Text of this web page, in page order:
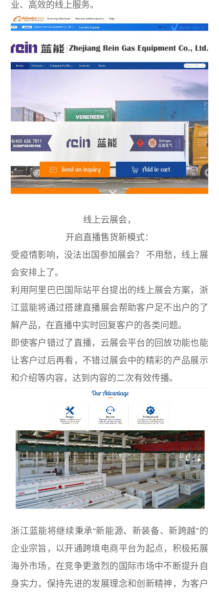
业、高效的线上服务。
线上云展会，
开启直播售货新模式：
受疫情影响，没法出国参加展会？ 不用愁，线上展
会安排上了。
利用阿里巴巴国际站平台提出的线上展会方案，浙
江蓝能将通过搭建直播展会帮助客户足不出户的了
解产品，在直播中实时回复客户的各类问题。
即使客户错过了直播，云展会平台的回放功能也能
让客户过后再看，不错过展会中的精彩的产品展示
和介绍等内容，达到内容的二次有效传播。
浙江蓝能将继续秉承“新能源、新装备、新跨越”的
企业宗旨，以开通跨境电商平台为起点，积极拓展
海外市场，在竞争更激烈的国际市场中不断提升自
身实力，保持先进的发展理念和创新精神，为客户